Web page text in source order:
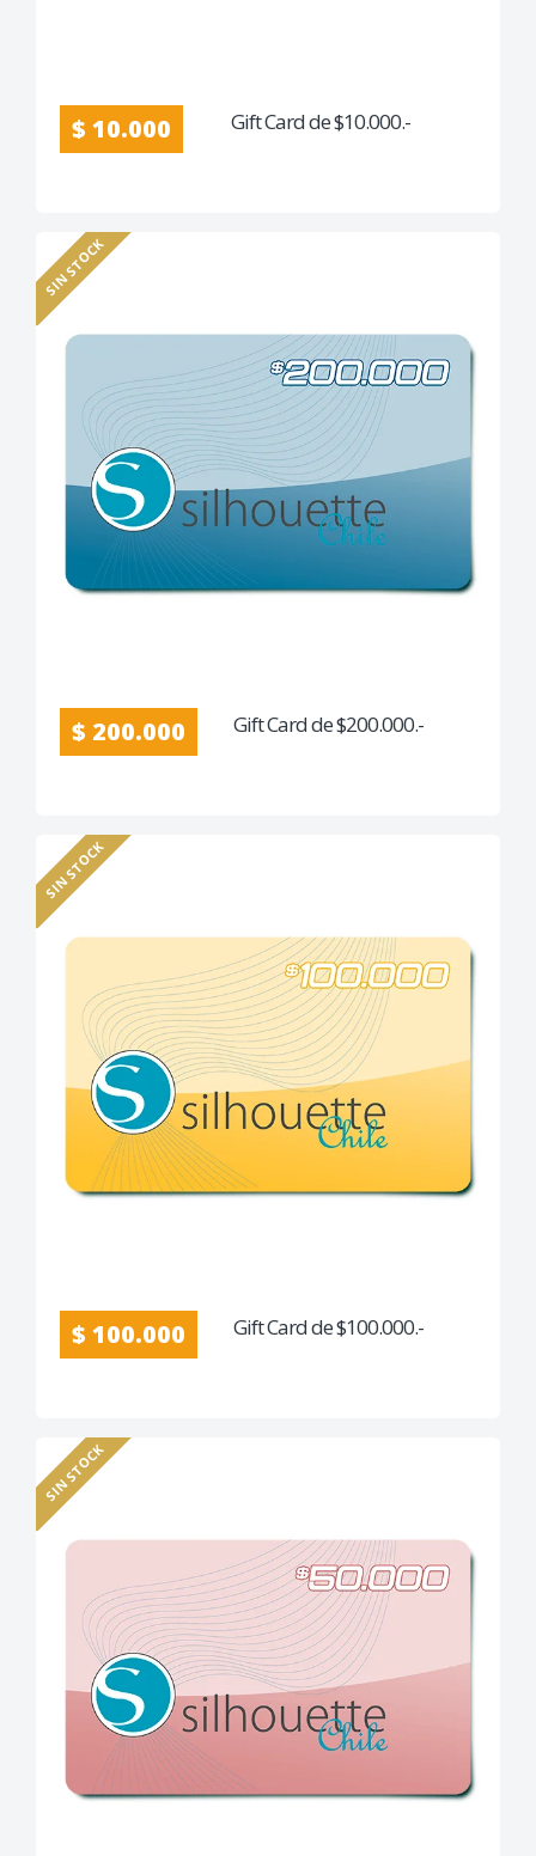
$ 10.000 Gift Card de $10.000.-
SIN STOCK
$ 200.000 Gift Card de $200.000.-
SIN STOCK
$ 100.000 Gift Card de $100.000.-
SIN STOCK